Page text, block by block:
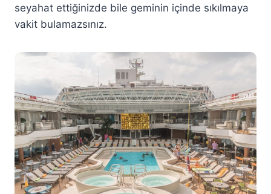
seyahat ettiğinizde bile geminin içinde sıkılmaya
vakit bulamazsınız.